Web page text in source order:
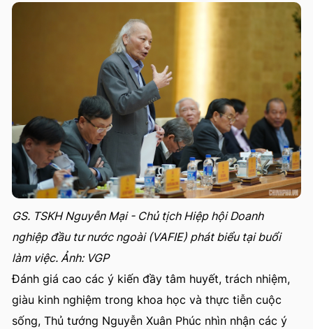
GS. TSKH Nguyễn Mại - Chủ tịch Hiệp hội Doanh
nghiệp đầu tư nước ngoài (VAFIE) phát biểu tại buổi
làm việc. Ảnh: VGP
Đánh giá cao các ý kiến đầy tâm huyết, trách nhiệm,
giàu kinh nghiệm trong khoa học và thực tiễn cuộc
sống, Thủ tướng Nguyễn Xuân Phúc nhìn nhận các ý